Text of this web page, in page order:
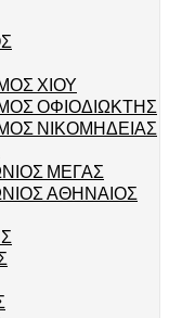
ΧΙΟΥ
ΟΦΙΟΔΙΩΚΤΗΣ
ΝΙΚΟΜΗΔΕΙΑΣ
ΜΕΓΑΣ
ΑΘΗΝΑΙΟΣ